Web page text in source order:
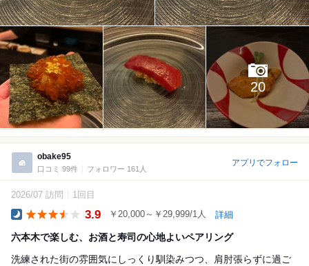
20
obake95
口コミ 99件 フォロワー 161人
アプリでフォロー
2026/07 訪問 1回目
3.9 ￥20,000～￥29,999/1人 詳細
六本木で楽しむ、お酒と寿司の心地よいペアリング
洗練された街の雰囲気にしっくり馴染みつつ、肩肘張らずに過ご